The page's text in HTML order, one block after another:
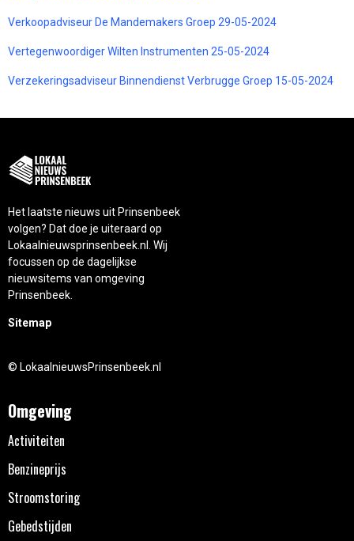
Verkoopadviseur De Mandemakers Groep 29-05-2024
Vertegenwoordiger Wilten Instrumenten 25-05-2024
Verzekeringsadviseur Binnendienst Verbrugge Groep 15-05-2024
Het laatste nieuws uit Prinsenbeek
volgen? Dat doe je uiteraard op
Lokaalnieuwsprinsenbeek.nl. Wij
focussen op de dagelijkse
nieuwsitems van omgeving
Prinsenbeek.
Sitemap
© LokaalnieuwsPrinsenbeek.nl
Omgeving
Activiteiten
Benzineprijs
Stroomstoring
Gebedstijden